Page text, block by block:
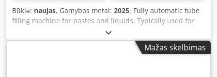
Būklė: naujas, Gamybos metai: 2025, Fully automatic tube
filling machine for pastes and liquids. Typically used for
cosmetics such as make-up, creams, general personal care
products including shower gel, hair shampoo, hair gel,
toothpaste, sunscreen, etc. Suitable for pre-made tubes
Mažas skelbimas